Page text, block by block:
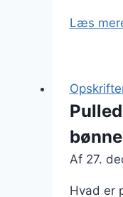
Læs
Af 27.
Hvad er